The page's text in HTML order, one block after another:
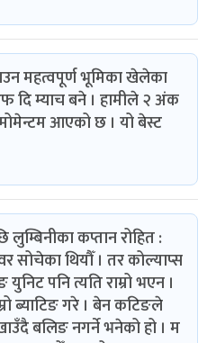
महत्वपूर्ण भूमिका खेलेका
म्याच बने । हामीले २ अंक
आएको छ । यो बेस्ट
कप्तान रोहित :
सोचेका थियौँ । तर कोल्याप्स
पनि त्यति राम्रो भएन ।
ब्याटिङ गरे । बेन कटिङले
बलिङ नगर्ने भनेको हो । म